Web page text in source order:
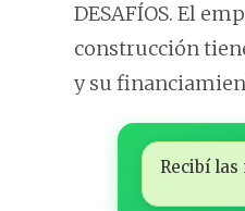
DESAFÍOS. El
construcción
y su
Recibí las